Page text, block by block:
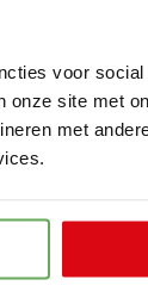
voor
onze site met
met